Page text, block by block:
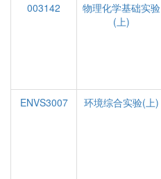
003142
物理化学基础实验
(上)
ENVS3007
环境综合实验(上)